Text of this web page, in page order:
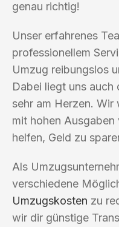
genau richtig!
Unser erfahrenes
professionellem
Umzug reibungslos
Dabei liegt uns auch
sehr am Herzen.
mit hohen
helfen, Geld zu
Als
verschiedene
Umzugskosten zu
wir dir günstige